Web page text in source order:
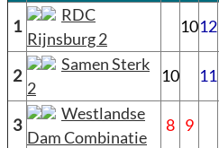
1
RDC
Rijnsburg 2
1012
2
Samen Sterk
2
10 11
3
Westlandse
Dam Combinatie
8 9